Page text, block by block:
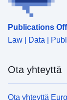
Publications
Law | Data |
Ota yhteyttä
Ota yhteyttä